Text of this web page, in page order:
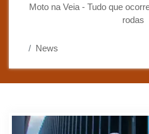
Moto na Veia - Tudo que
rodas
News